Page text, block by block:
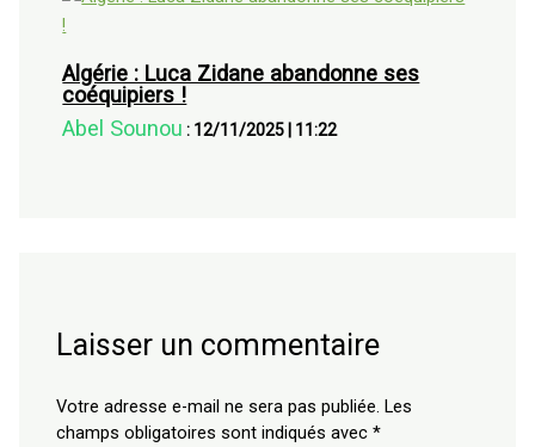
Algérie : Luca Zidane abandonne ses
coéquipiers !
Abel Sounou : 12/11/2025 11:22
Laisser un commentaire
Votre adresse e-mail ne sera pas publiée. Les
champs obligatoires sont indiqués avec*